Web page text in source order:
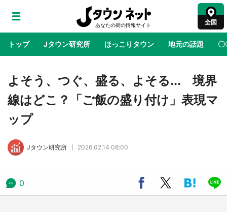
全国
トップ Jタウン研究所 ほっこりタウン 地元の話題 〇
地域×二次元 絶景 あの時はありがとう 物語がはじ
よそう、つぐ、盛る、よそる... 境界
線はどこ？「ご飯の盛り付け」表現マ
ップ
Jタウン研究所 2026.02.14 08:00
0